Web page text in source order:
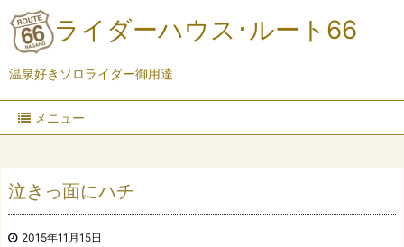
ライダーハウス･ルート66
温泉好きソロライダー御用達
メニュー
泣きっ面にハチ
2015年11月15日